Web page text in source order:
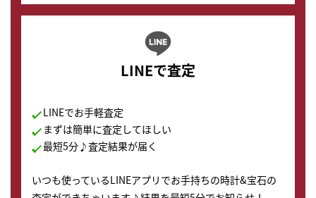
LINEで査定
LINEでお手軽査定
まずは簡単に査定してほしい
最短5分♪査定結果が届く
いつも使っているLINEアプリでお手持ちの時計&宝石の